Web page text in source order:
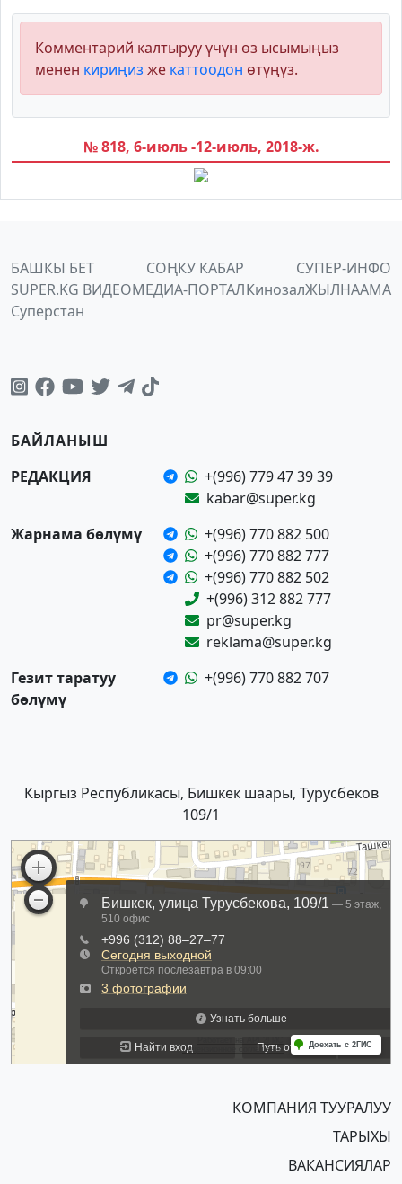
Комментарий калтыруу үчүн өз ысымыңыз
менен кириңиз же каттоодон өтүңүз.
№ 818, 6-июль -12-июль, 2018-ж.
БАШКЫ БЕТ СОҢКУ КАБАР
СУПЕР-ИНФО
SUPER.KG ВИДЕОМЕДИА-ПОРТАЛКинозалЖЫЛНААМА
Суперстан
БАЙЛАНЫШ
РЕДАКЦИЯ
+(996) 779 47 39 39
kabar@super.kg
Жарнама бөлүмү
+(996) 770 882 500
+(996) 770 882 777
+(996) 770 882 502
+(996) 312 882 777
pr@super.kg
reklama@super.kg
Гезит таратуу
бөлүмү
+(996) 770 882 707
Кыргыз Республикасы, Бишкек шаары, Турусбеков
109/1
КОМПАНИЯ ТУУРАЛУУ
ТАРЫХЫ
ВАКАНСИЯЛАР